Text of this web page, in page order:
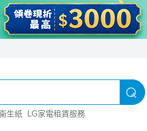
生紙 LG家電租賃服務